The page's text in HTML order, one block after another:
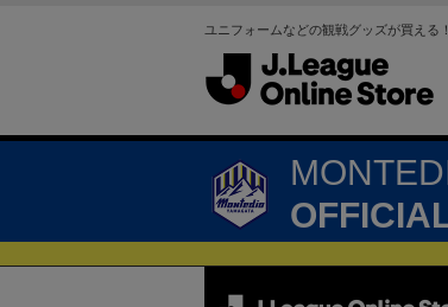
ユニフォームなどの観戦グッズが買える